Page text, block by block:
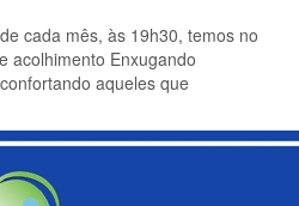
cada mês, às 19h30, temos no
acolhimento Enxugando
aqueles que